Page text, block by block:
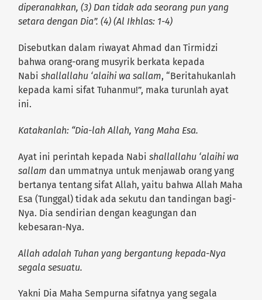
diperanakkan, (3) Dan tidak ada seorang pun yang
setara dengan Dia”. (4) (Al Ikhlas: 1-4)
Disebutkan dalam riwayat Ahmad dan Tirmidzi
bahwa orang-orang musyrik berkata kepada
Nabishallallahu ‘alaihi wa sallam, “Beritahukanlah
kepada kami sifat Tuhanmu!”, maka turunlah ayat
ini.
Katakanlah: “Dia-lah Allah, Yang Maha Esa.
Ayat ini perintah kepada Nabishallallahu ‘alaihi wa
sallam dan ummatnya untuk menjawab orang yang
bertanya tentang sifat Allah, yaitu bahwa Allah Maha
Esa (Tunggal) tidak ada sekutu dan tandingan bagi-
Nya. Dia sendirian dengan keagungan dan
kebesaran-Nya.
Allah adalah Tuhan yang bergantung kepada-Nya
segala sesuatu.
Yakni Dia Maha Sempurna sifatnya yang segala